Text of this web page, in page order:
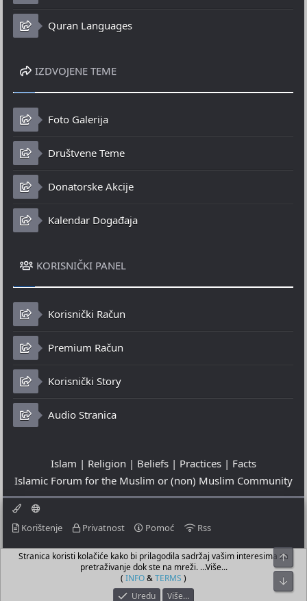
Quran Languages
IZDVOJENE TEME
Foto Galerija
Društvene Teme
Donatorske Akcije
Kalendar Događaja
KORISNIČKI PANEL
Korisnički Račun
Premium Račun
Korisnički Story
Audio Stranica
Islam | Religion | Beliefs | Practices | Facts
Islamic Forum for the Muslim or (non) Muslim Community
Korištenje Privatnost Pomoć Rss
© 2023 - 09-08-2026
© Islamic Community Platform ®
Stranica koristi kolačiće kako bi prilagodila sadržaj vašim interesima za
pretraživanje dok ste na mreži. ...Više...
( INFO&TERMS )
Uredu
Više…
Top